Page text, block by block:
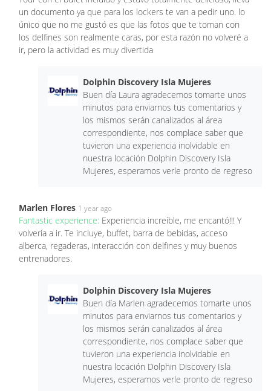
un documento ya que para los lockers te van a pedir uno. lo
único que no me gustó es que las fotos que te toman con
los delfines son realmente caras, por esta razón no volveré a
ir, pero la actividad es muy divertida
Dolphin Discovery Isla Mujeres
Buen día Laura agradecemos tomarte unos
minutos para enviarnos tus comentarios y
los mismos serán canalizados al área
correspondiente, nos complace saber que
tuvieron una experiencia inolvidable en
nuestra locación Dolphin Discovery Isla
Mujeres, esperamos verle pronto de regreso
Marlen Flores 1 year ago
Fantastic experience: Experiencia increíble, me encantó!!! Y
volvería a ir. Te incluye, buffet, barra de bebidas, acceso
alberca, regaderas, interacción con delfines y muy buenos
entrenadores.
Dolphin Discovery Isla Mujeres
Buen día Marlen agradecemos tomarte unos
minutos para enviarnos tus comentarios y
los mismos serán canalizados al área
correspondiente, nos complace saber que
tuvieron una experiencia inolvidable en
nuestra locación Dolphin Discovery Isla
Mujeres, esperamos verle pronto de regreso